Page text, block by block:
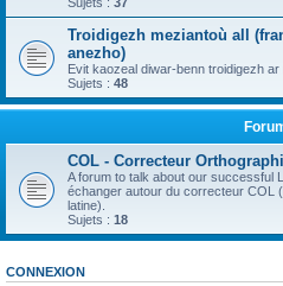
Troidigezh meziantoù all
anezho)
Evit kaozeal diwar-benn troidigezh
Sujets : 48
COL - Correcteur
A forum to talk about our successful
échanger autour du correcteur COL
latine).
Sujets : 18
CONNEXION